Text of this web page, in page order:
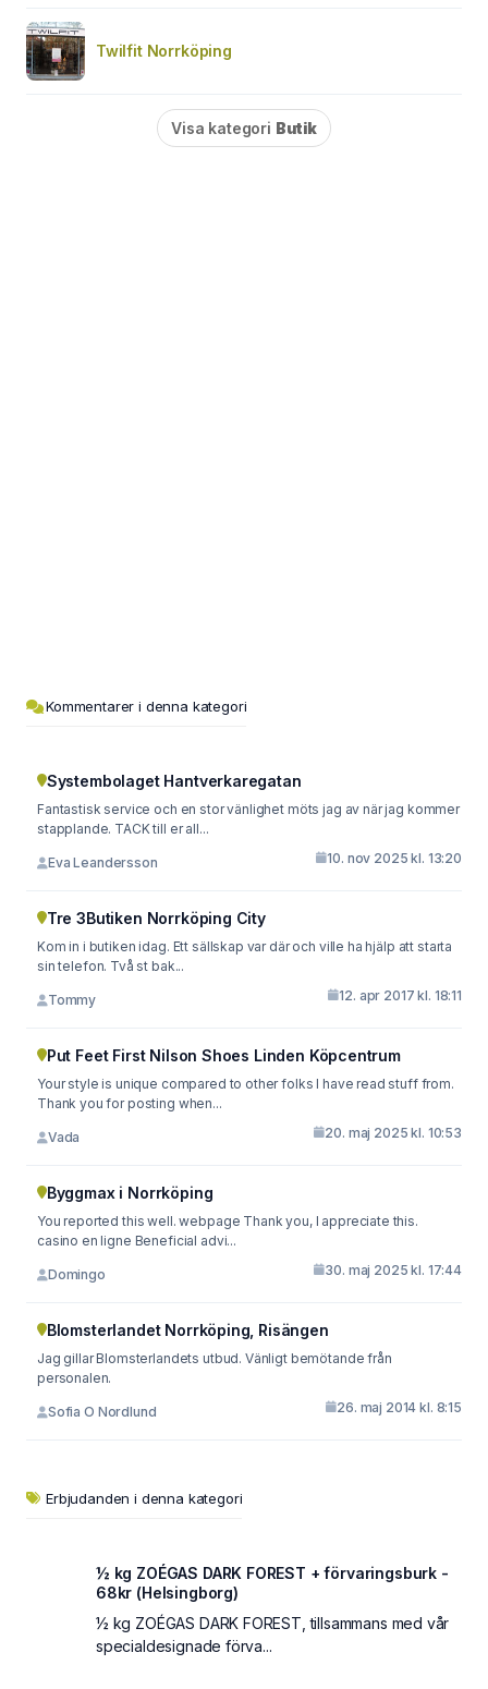
Twilfit Norrköping
Visa kategori Butik
Kommentarer i denna kategori
Systembolaget Hantverkaregatan
Fantastisk service och en stor vänlighet möts jag av när jag kommer
stapplande. TACK till er all...
Eva Leandersson 10. nov 2025 kl. 13:20
Tre 3Butiken Norrköping City
Kom in i butiken idag. Ett sällskap var där och ville ha hjälp att starta
sin telefon. Två st bak...
Tommy 12. apr 2017 kl. 18:11
Put Feet First Nilson Shoes Linden Köpcentrum
Your style is unique compared to other folks I have read stuff from.
Thank you for posting when...
Vada 20. maj 2025 kl. 10:53
Byggmax i Norrköping
You reported this well. webpage Thank you, I appreciate this.
casino en ligne Beneficial advi...
Domingo 30. maj 2025 kl. 17:44
Blomsterlandet Norrköping, Risängen
Jag gillar Blomsterlandets utbud. Vänligt bemötande från
personalen.
Sofia O Nordlund 26. maj 2014 kl. 8:15
Erbjudanden i denna kategori
½ kg ZOÉGAS DARK FOREST + förvaringsburk -
68kr (Helsingborg)
½ kg ZOÉGAS DARK FOREST, tillsammans med vår
specialdesignade förva...